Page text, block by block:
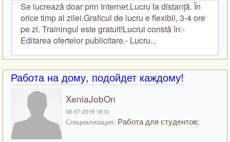
Se lucrează doar prin Internet.Lucru la distanță. În
orice timp al zilei.Graficul de lucru e flexibil, 3-4 ore
pe zi. Trainingul este gratuit!Lucrul constă în:-
Editarea ofertelor publicitare.- Lucru...
Работа на дому, подойдет каждому!
XeniaJobOn
08-07-2019 18:31
Специализация: Работа для студентов;